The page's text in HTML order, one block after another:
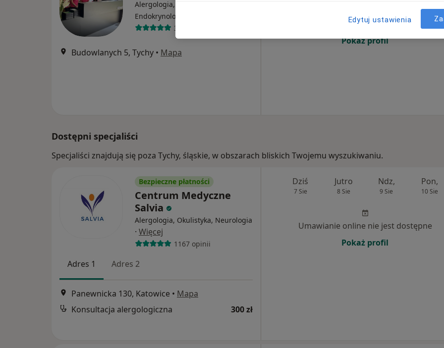
Alergologia, Medycyna pracy,
Endokrynologia
3165 opinii
Budowlanych 5, Tychy • Mapa
Umawianie online nie jest dostępne
Pokaż profil
Dostępni specjaliści
Specjaliści znajdują się poza Tychy, śląskie, w obszarach bliskich Twojemu wyszukiwaniu.
Bezpieczne płatności
Centrum Medyczne
Salvia
Alergologia, Okulistyka, Neurologia
· Więcej
1167 opinii
Adres 1 Adres 2
Panewnicka 130, Katowice • Mapa
Konsultacja alergologiczna
300 zł
Dziś
7 Sie
Jutro
8 Sie
Ndz,
9 Sie
Pon,
10 Sie
Umawianie online nie jest dostępne
Pokaż profil
Edytuj ustawienia